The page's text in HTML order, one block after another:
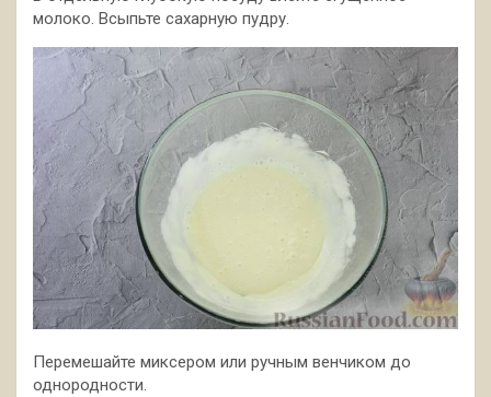
молоко. Всыпьте сахарную пудру.
Перемешайте миксером или ручным венчиком до
однородности.